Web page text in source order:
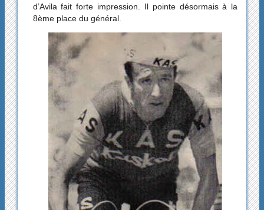
d’Avila fait forte impression. Il pointe désormais à la
8ème place du général.